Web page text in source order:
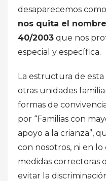
desaparecemos
nos quita el
40/2003 que nos
especial y específica.
La estructura de esta
otras unidades
formas de
por “Familias con
apoyo a la crianza”,
con nosotros, ni en
medidas correctoras
evitar la